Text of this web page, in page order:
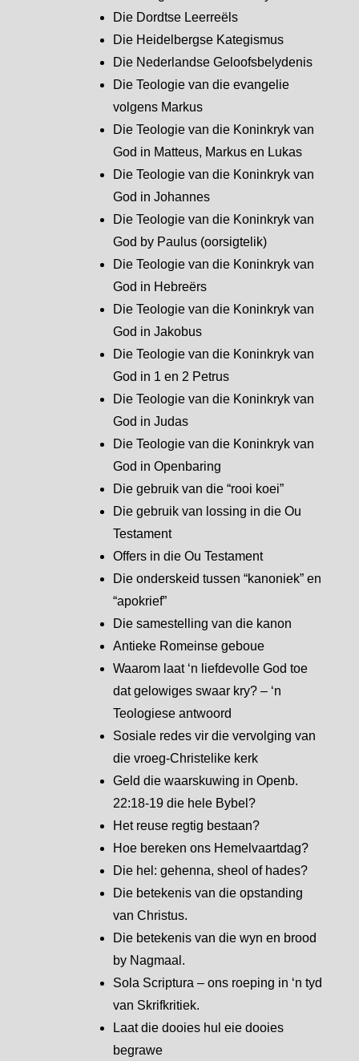
Die Dordtse Leerreëls
Die Heidelbergse Kategismus
Die Nederlandse Geloofsbelydenis
Die Teologie van die evangelie
volgens Markus
Die Teologie van die Koninkryk van
God in Matteus, Markus en Lukas
Die Teologie van die Koninkryk van
God in Johannes
Die Teologie van die Koninkryk van
God by Paulus (oorsigtelik)
Die Teologie van die Koninkryk van
God in Hebreërs
Die Teologie van die Koninkryk van
God in Jakobus
Die Teologie van die Koninkryk van
God in 1 en 2 Petrus
Die Teologie van die Koninkryk van
God in Judas
Die Teologie van die Koninkryk van
God in Openbaring
Die gebruik van die “rooi koei”
Die gebruik van lossing in die Ou
Testament
Offers in die Ou Testament
Die onderskeid tussen “kanoniek” en
“apokrief”
Die samestelling van die kanon
Antieke Romeinse geboue
Waarom laat ‘n liefdevolle God toe
dat gelowiges swaar kry? – ‘n
Teologiese antwoord
Sosiale redes vir die vervolging van
die vroeg-Christelike kerk
Geld die waarskuwing in Openb.
22:18-19 die hele Bybel?
Het reuse regtig bestaan?
Hoe bereken ons Hemelvaartdag?
Die hel: gehenna, sheol of hades?
Die betekenis van die opstanding
van Christus.
Die betekenis van die wyn en brood
by Nagmaal.
Sola Scriptura – ons roeping in ‘n tyd
van Skrifkritiek.
Laat die dooies hul eie dooies
begrawe